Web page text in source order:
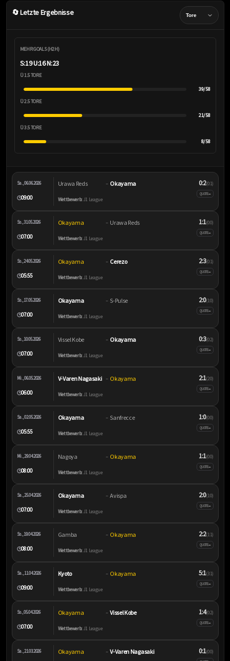
🔄 Letzte Ergebnisse
MEHR GOALS (H2H)
S:19 U:16 N:23
Ü 1.5 TORE
39/58
Ü 2.5 TORE
21/58
Ü 3.5 TORE
8/58
Sa., 06.06.2026
🕒09:00
Urawa Reds – Okayama
Wettbewerb:J1 League
0:2(0:1)
QUOTE–
So., 31.05.2026
🕒07:00
Okayama – Urawa Reds
Wettbewerb:J1 League
1:1(0:0)
QUOTE–
So., 24.05.2026
🕒05:55
Okayama – Cerezo
Wettbewerb:J1 League
2:3(0:1)
QUOTE–
So., 17.05.2026
🕒07:00
Okayama – S-Pulse
Wettbewerb:J1 League
2:0(1:0)
QUOTE–
So., 10.05.2026
🕒07:00
Vissel Kobe – Okayama
Wettbewerb:J1 League
0:3(0:2)
QUOTE–
Mi., 06.05.2026
🕒06:00
V-Varen Nagasaki – Okayama
Wettbewerb:J1 League
2:1(2:0)
QUOTE–
Sa., 02.05.2026
🕒05:55
Okayama – Sanfrecce
Wettbewerb:J1 League
1:0(0:0)
QUOTE–
Mi., 29.04.2026
🕒08:00
Nagoya – Okayama
Wettbewerb:J1 League
1:1(0:0)
QUOTE–
Sa., 25.04.2026
🕒07:00
Okayama – Avispa
Wettbewerb:J1 League
2:0(1:0)
QUOTE–
So., 19.04.2026
🕒08:00
Gamba – Okayama
Wettbewerb:J1 League
2:2(1:1)
QUOTE–
Sa., 11.04.2026
🕒09:00
Kyoto – Okayama
Wettbewerb:J1 League
5:1(3:1)
QUOTE–
So., 05.04.2026
🕒07:00
Okayama – Vissel Kobe
Wettbewerb:J1 League
1:4(0:2)
QUOTE–
Sa., 21.03.2026 Okayama – V-Varen Nagasaki 0:1(0:0)